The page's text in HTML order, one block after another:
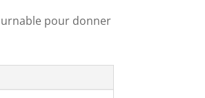
pour donner